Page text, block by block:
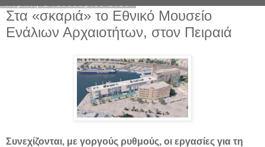
Στα «σκαριά» το Εθνικό Μουσείο
Ενάλιων Αρχαιοτήτων, στον Πειραιά
Συνεχίζονται, με γοργούς ρυθμούς, οι εργασίες για τη